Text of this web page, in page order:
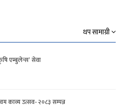
थप सामाग्री
एम्बुलेन्स’ सेवा
काव्य उत्सव- २०८३ सम्पन्न